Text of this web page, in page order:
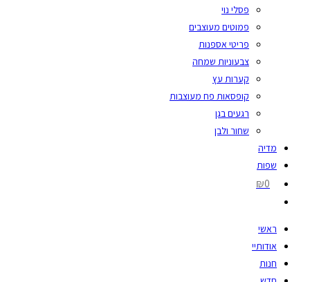
פסלי נוי
פמוטים מעוצבים
פריטי אספנות
צבעוניות שמחה
קערות עץ
קופסאות פח מעוצבות
רגעים בגן
שחור ולבן
מדיה
שפות
₪0
ראשי
אודותיי
חנות